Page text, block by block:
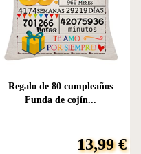
Regalo de 80 cumpleaños
Funda de cojín...
13,99 €